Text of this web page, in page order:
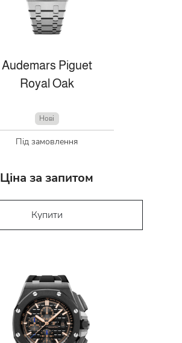
Audemars Piguet
Royal Oak
Нові
Під замовлення
Ціна за запитом
Купити